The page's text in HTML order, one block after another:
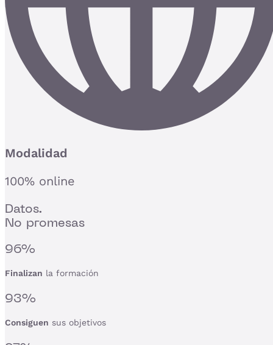
Modalidad
100% online
Datos.
No promesas
96%
Finalizan la formación
93%
Consiguen sus objetivos